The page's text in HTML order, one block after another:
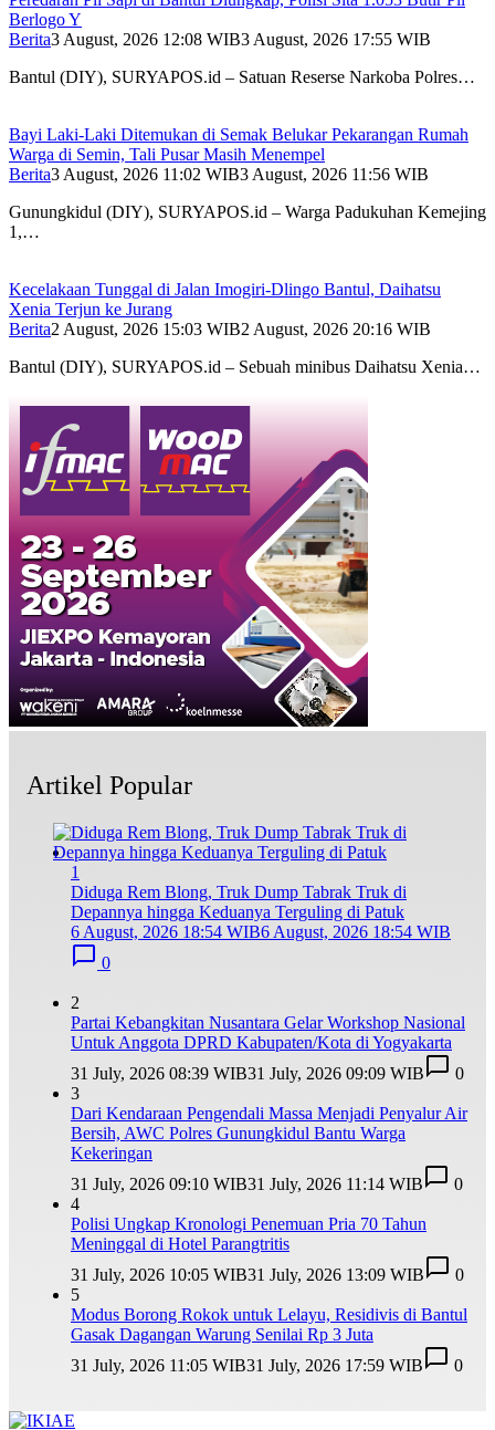
Berlogo Y
Berita3 August, 2026 12:08 WIB3 August, 2026 17:55 WIB
Bantul (DIY), SURYAPOS.id – Satuan Reserse Narkoba Polres…
Bayi Laki-Laki Ditemukan di Semak Belukar Pekarangan Rumah
Warga di Semin, Tali Pusar Masih Menempel
Berita3 August, 2026 11:02 WIB3 August, 2026 11:56 WIB
Gunungkidul (DIY), SURYAPOS.id – Warga Padukuhan Kemejing
1,…
Kecelakaan Tunggal di Jalan Imogiri-Dlingo Bantul, Daihatsu
Xenia Terjun ke Jurang
Berita2 August, 2026 15:03 WIB2 August, 2026 20:16 WIB
Bantul (DIY), SURYAPOS.id – Sebuah minibus Daihatsu Xenia…
Artikel Popular
1
Diduga Rem Blong, Truk Dump Tabrak Truk di
Depannya hingga Keduanya Terguling di Patuk
6 August, 2026 18:54 WIB6 August, 2026 18:54 WIB
0
2
Partai Kebangkitan Nusantara Gelar Workshop Nasional
Untuk Anggota DPRD Kabupaten/Kota di Yogyakarta
31 July, 2026 08:39 WIB31 July, 2026 09:09 WIB
0
3
Dari Kendaraan Pengendali Massa Menjadi Penyalur Air
Bersih, AWC Polres Gunungkidul Bantu Warga
Kekeringan
31 July, 2026 09:10 WIB31 July, 2026 11:14 WIB
0
4
Polisi Ungkap Kronologi Penemuan Pria 70 Tahun
Meninggal di Hotel Parangtritis
31 July, 2026 10:05 WIB31 July, 2026 13:09 WIB
0
5
Modus Borong Rokok untuk Lelayu, Residivis di Bantul
Gasak Dagangan Warung Senilai Rp 3 Juta
31 July, 2026 11:05 WIB31 July, 2026 17:59 WIB 0